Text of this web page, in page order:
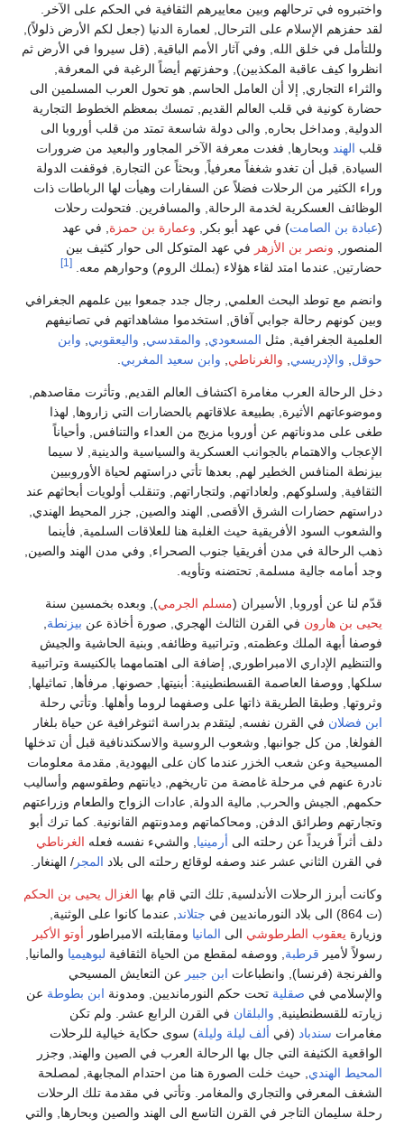
واختبروه في ترحالهم وبين معاييرهم الثقافية في الحكم على الآخر.
لقد حفزهم الإسلام على الترحال, لعمارة الدنيا (جعل لكم الأرض ذلولاً),
وللتأمل في خلق الله, وفي آثار الأمم الباقية, (قل سيروا في الأرض ثم
انظروا كيف عاقبة المكذبين), وحفزتهم أيضاً الرغبة في المعرفة,
والثراء التجاري, إلا أن العامل الحاسم, هو تحول العرب المسلمين الى
حضارة كونية في قلب العالم القديم, تمسك بمعظم الخطوط التجارية
الدولية, ومداخل بحاره, والى دولة شاسعة تمتد من قلب أوروبا الى
قلب الهند وبحارها, فغدت معرفة الآخر المجاور والبعيد من ضرورات
السيادة, قبل أن تغدو شغفاً معرفياً, وبحثاً عن التجارة, فوقفت الدولة
وراء الكثير من الرحلات فضلاً عن السفارات وهيأت لها الرباطات ذات
الوظائف العسكرية لخدمة الرحالة, والمسافرين. فتحولت رحلات
(عبادة بن الصامت) في عهد أبو بكر, وعمارة بن حمزة, في عهد
المنصور, ونصر بن الأزهر في عهد المتوكل الى حوار كثيف بين
حضارتين, عندما امتد لقاء هؤلاء (بملك الروم) وحوارهم معه. [1]
وانضم مع توطد البحث العلمي, رجال جدد جمعوا بين علمهم الجغرافي
وبين كونهم رحالة جوابي آفاق, استخدموا مشاهداتهم في تصانيفهم
العلمية الجغرافية, مثل المسعودي, والمقدسي, واليعقوبي, وابن
حوقل, والإدريسي, والغرناطي, وابن سعيد المغربي.
دخل الرحالة العرب مغامرة اكتشاف العالم القديم, وتأثرت مقاصدهم,
وموضوعاتهم الأثيرة, بطبيعة علاقاتهم بالحضارات التي زاروها, لهذا
طغى على مدوناتهم عن أوروبا مزيج من العداء والتنافس, وأحياناً
الإعجاب والاهتمام بالجوانب العسكرية والسياسية والدينية, لا سيما
بيزنطة المنافس الخطير لهم, بعدها تأتي دراستهم لحياة الأوروبيين
الثقافية, ولسلوكهم, ولعاداتهم, ولتجاراتهم, وتنقلب أولويات أبحاثهم عند
دراستهم حضارات الشرق الأقصى, الهند والصين, جزر المحيط الهندي,
والشعوب السود الأفريقية حيث الغلبة هنا للعلاقات السلمية, فأينما
ذهب الرحالة في مدن أفريقيا جنوب الصحراء, وفي مدن الهند والصين,
وجد أمامه جالية مسلمة, تحتضنه وتأويه.
قدّم لنا عن أوروبا, الأسيران (مسلم الجرمي), وبعده بخمسين سنة
يحيى بن هارون في القرن الثالث الهجري, صورة أخاذة عن بيزنطة,
فوصفا أبهة الملك وعظمته, وتراتبية وظائفه, وبنية الحاشية والجيش
والتنظيم الإداري الامبراطوري, إضافة الى اهتمامهما بالكنيسة وتراتبية
سلكها, ووصفا العاصمة القسطنطينية: أبنيتها, حصونها, مرفأها, تماثيلها,
وثروتها, وطبقا الطريقة ذاتها على وصفهما لروما وأهلها. وتأتي رحلة
ابن فضلان في القرن نفسه, ليتقدم بدراسة اثنوغرافية عن حياة بلغار
الفولغا, من كل جوانبها, وشعوب الروسية والاسكندنافية قبل أن تدخلها
المسيحية وعن شعب الخزر عندما كان على اليهودية, مقدمة معلومات
نادرة عنهم في مرحلة غامضة من تاريخهم, ديانتهم وطقوسهم وأساليب
حكمهم, الجيش والحرب, مالية الدولة, عادات الزواج والطعام وزراعتهم
وتجارتهم وطرائق الدفن, ومحاكماتهم ومدونتهم القانونية. كما ترك أبو
دلف أثراً فريداً عن رحلته الى أرمينيا, والشيء نفسه فعله الغرناطي
في القرن الثاني عشر عند وصفه لوقائع رحلته الى بلاد المجر / الهنغار.
وكانت أبرز الرحلات الأندلسية, تلك التي قام بها الغزال يحيى بن الحكم
(ت 864) الى بلاد النورمانديين في
جتلاند, عندما كانوا على الوثنية,
وزيارة يعقوب الطرطوشي الى المانيا ومقابلته الامبراطور أوتو الأكبر
رسولاً لأمير قرطبة, ووصفه لمقطع من الحياة الثقافية لبوهيميا والمانيا,
والفرنجة (فرنسا), وانطباعات ابن جبير عن التعايش المسيحي
والإسلامي في صقلية تحت حكم النورمانديين, ومدونة ابن بطوطة عن
زيارته للقسطنطينية, والبلقان في القرن الرابع عشر. ولم تكن
مغامرات سندباد (في ألف ليلة وليلة) سوى حكاية خيالية للرحلات
الواقعية الكثيفة التي جال بها الرحالة العرب في الصين والهند, وجزر
المحيط الهندي, حيث خلت الصورة هنا من احتدام المجابهة, لمصلحة
الشغف المعرفي والتجاري والمغامر. وتأتي في مقدمة تلك الرحلات
رحلة سليمان التاجر في القرن التاسع الى الهند والصين وبحارها, والتي